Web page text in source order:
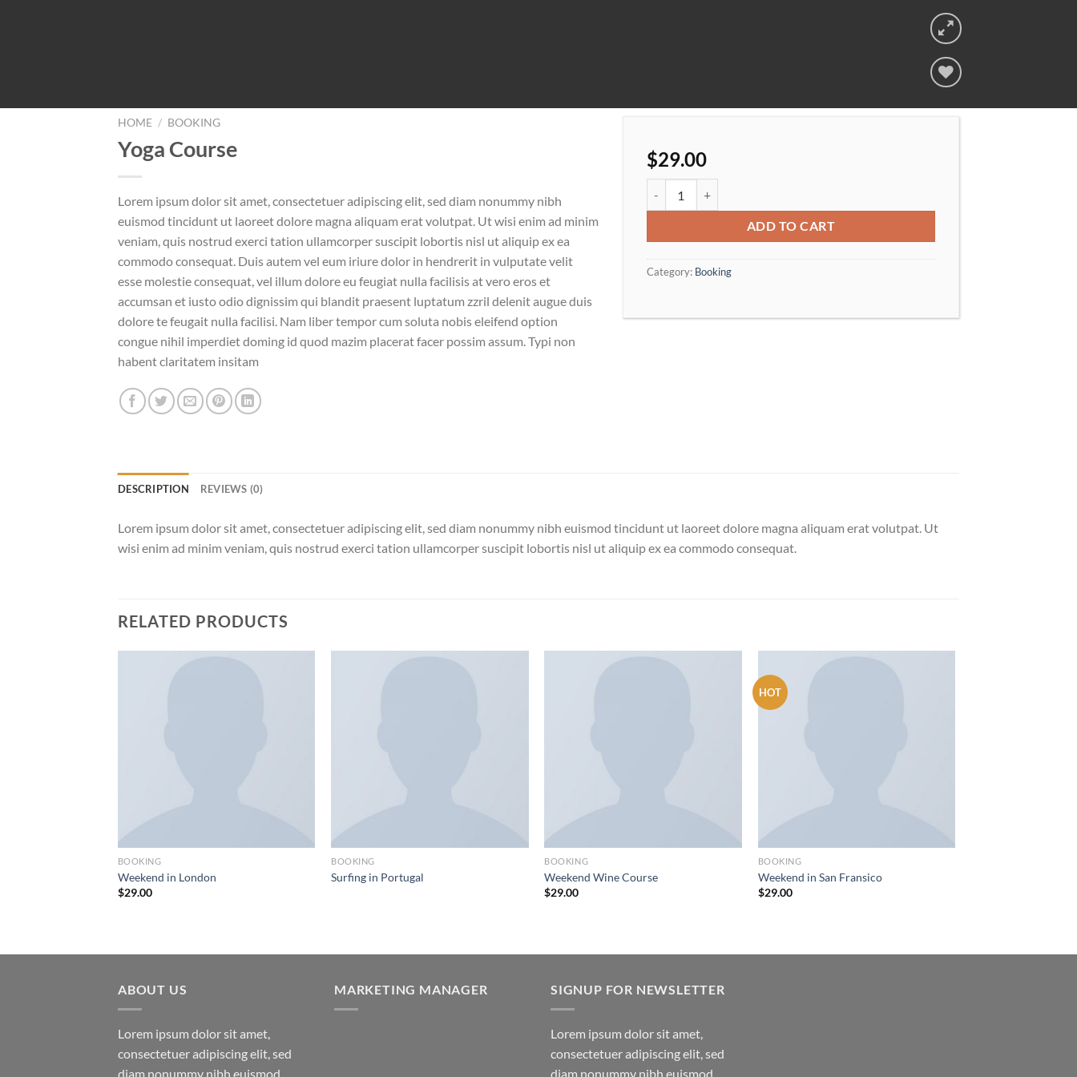
Add to wishlist
HOME / BOOKING
Yoga Course
Lorem ipsum dolor sit amet, consectetuer adipiscing elit, sed diam nonummy nibh
euismod tincidunt ut laoreet dolore magna aliquam erat volutpat. Ut wisi enim ad minim
veniam, quis nostrud exerci tation ullamcorper suscipit lobortis nisl ut aliquip ex ea
commodo consequat. Duis autem vel eum iriure dolor in hendrerit in vulputate velit
esse molestie consequat, vel illum dolore eu feugiat nulla facilisis at vero eros et
accumsan et iusto odio dignissim qui blandit praesent luptatum zzril delenit augue duis
dolore te feugait nulla facilisi. Nam liber tempor cum soluta nobis eleifend option
congue nihil imperdiet doming id quod mazim placerat facer possim assum. Typi non
habent claritatem insitam
$29.00
ADD TO CART
Category: Booking
DESCRIPTION REVIEWS (0)
Lorem ipsum dolor sit amet, consectetuer adipiscing elit, sed diam nonummy nibh euismod tincidunt ut laoreet dolore magna aliquam erat volutpat. Ut
wisi enim ad minim veniam, quis nostrud exerci tation ullamcorper suscipit lobortis nisl ut aliquip ex ea commodo consequat.
RELATED PRODUCTS
BOOKING
Weekend in London
$29.00
BOOKING
Surfing in Portugal
BOOKING
Weekend Wine Course
$29.00
HOT
BOOKING
Weekend in San Fransico
$29.00
ABOUT US
Lorem ipsum dolor sit amet,
consectetuer adipiscing elit, sed
diam nonummy nibh euismod
MARKETING MANAGER SIGNUP FOR NEWSLETTER
Lorem ipsum dolor sit amet,
consectetuer adipiscing elit, sed
diam nonummy nibh euismod